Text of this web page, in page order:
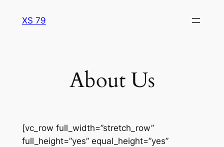
XS 79
About Us
[vc_row full_width=”stretch_row”
full_height=”yes” equal_height=”yes”